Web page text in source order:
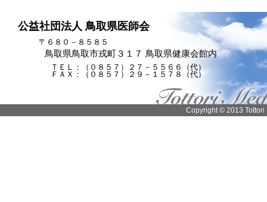
公益社団法人 鳥取県医師会
〒６８０－８５８５
鳥取県鳥取市戎町３１７ 鳥取県健康会館内
ＴＥＬ：（０８５７）２７－５５６６（代）
ＦＡＸ：（０８５７）２９－１５７８（代）
Copyright © 2013 Tottori